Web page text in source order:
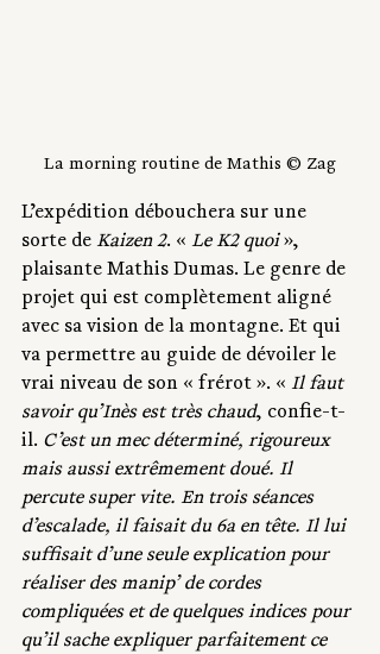
La morning routine de Mathis © Zag
L’expédition débouchera sur une
sorte de Kaizen 2. « Le K2 quoi »,
plaisante Mathis Dumas. Le genre de
projet qui est complètement aligné
avec sa vision de la montagne. Et qui
va permettre au guide de dévoiler le
vrai niveau de son « frérot ». « Il faut
savoir qu’Inès est très chaud, confie-t-
il. C’est un mec déterminé, rigoureux
mais aussi extrêmement doué. Il
percute super vite. En trois séances
d’escalade, il faisait du 6a en tête. Il lui
suffisait d’une seule explication pour
réaliser des manip’ de cordes
compliquées et de quelques indices pour
qu’il sache expliquer parfaitement ce